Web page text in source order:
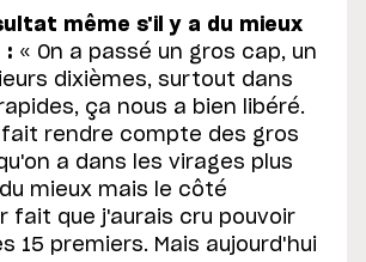
même s'il y a du mieux
: « On a passé un gros cap, un
dixièmes, surtout dans
ça nous a bien libéré.
fait rendre compte des gros
a dans les virages plus
mieux mais le côté
fait que j'aurais cru pouvoir
15 premiers. Mais aujourd'hui